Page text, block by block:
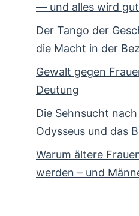
— und alles wird
Der Tango der
die Macht in der
Gewalt gegen
Deutung
Die Sehnsucht
Odysseus und das
Warum ältere
werden – und